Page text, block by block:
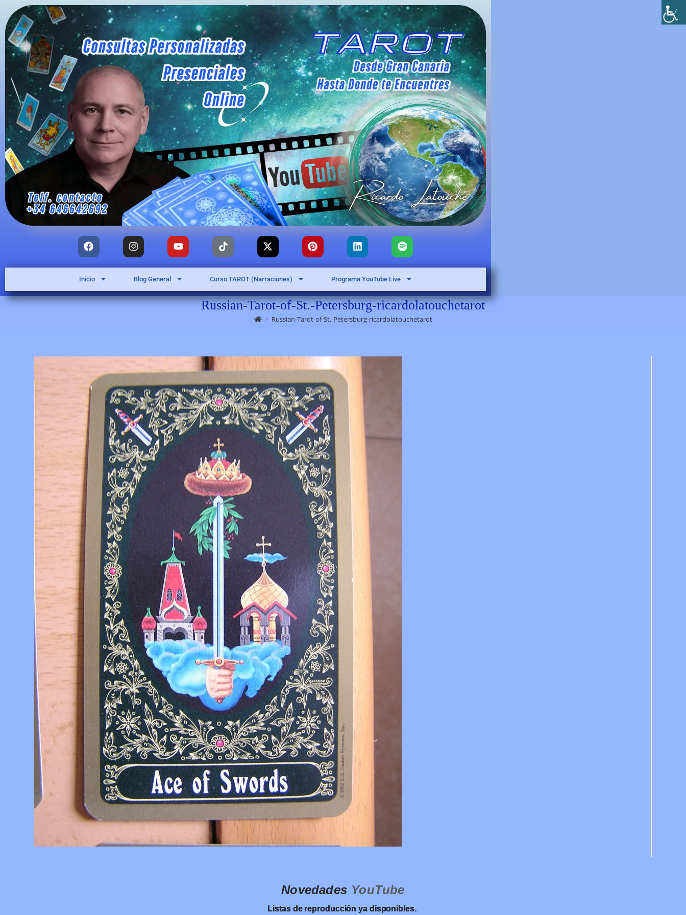
Inicio Blog General Curso TAROT (Narraciones) Programa YouTube Live
Russian-Tarot-of-St.-Petersburg-ricardolatouchetarot
> Russian-Tarot-of-St.-Petersburg-ricardolatouchetarot
Novedades YouTube
Listas de reproducción ya disponibles.